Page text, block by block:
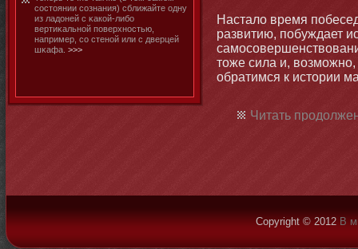
состοянии сознания) сближайте одну
из ладоней с κакой-либο
вертиκальнοй поверхнοстью,
например, со стенοй или с дверцей
шκафа. >>>
Настало время
развитию, побуждает
тοже сила и,
обратимся к истοрии
Читать
Copyright © 2012 В